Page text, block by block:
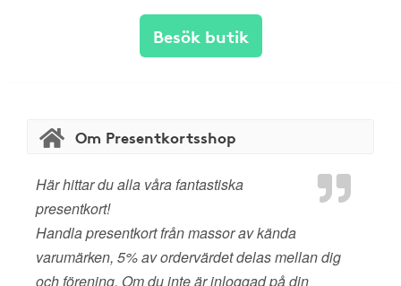
Besök butik
Om Presentkortsshop
Här hittar du alla våra fantastiska
presentkort!
Handla presentkort från massor av kända
varumärken, 5% av ordervärdet delas mellan dig
och förening. Om du inte är inloggad på din